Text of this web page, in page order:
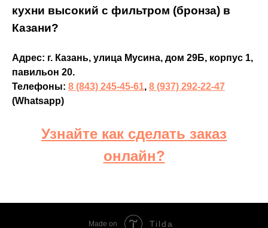
кухни высокий с фильтром (бронза) в
Казани?
Адрес: г. Казань, улица Мусина, дом 29Б, корпус 1,
павильон 20.
Телефоны: 8 (843) 245-45-61, 8 (937) 292-22-47
(Whatsapp)
Узнайте как сделать заказ
онлайн?
Made on Tilda